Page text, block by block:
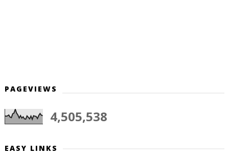
PAGEVIEWS
4,505,538
EASY LINKS